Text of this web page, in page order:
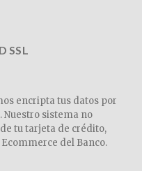
SSL
encripta tus datos por
Nuestro sistema no
tu tarjeta de crédito,
del Banco.